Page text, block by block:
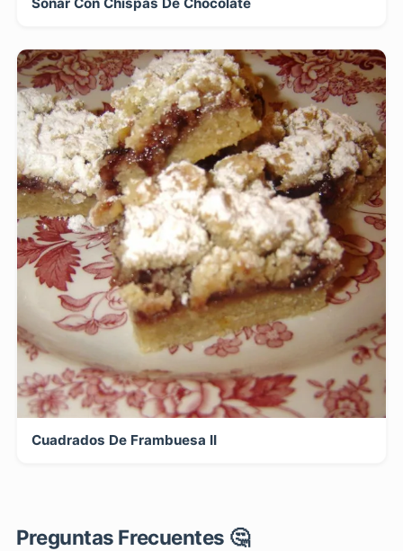
Cuadrados De Frambuesa II
Preguntas Frecuentes 🤔